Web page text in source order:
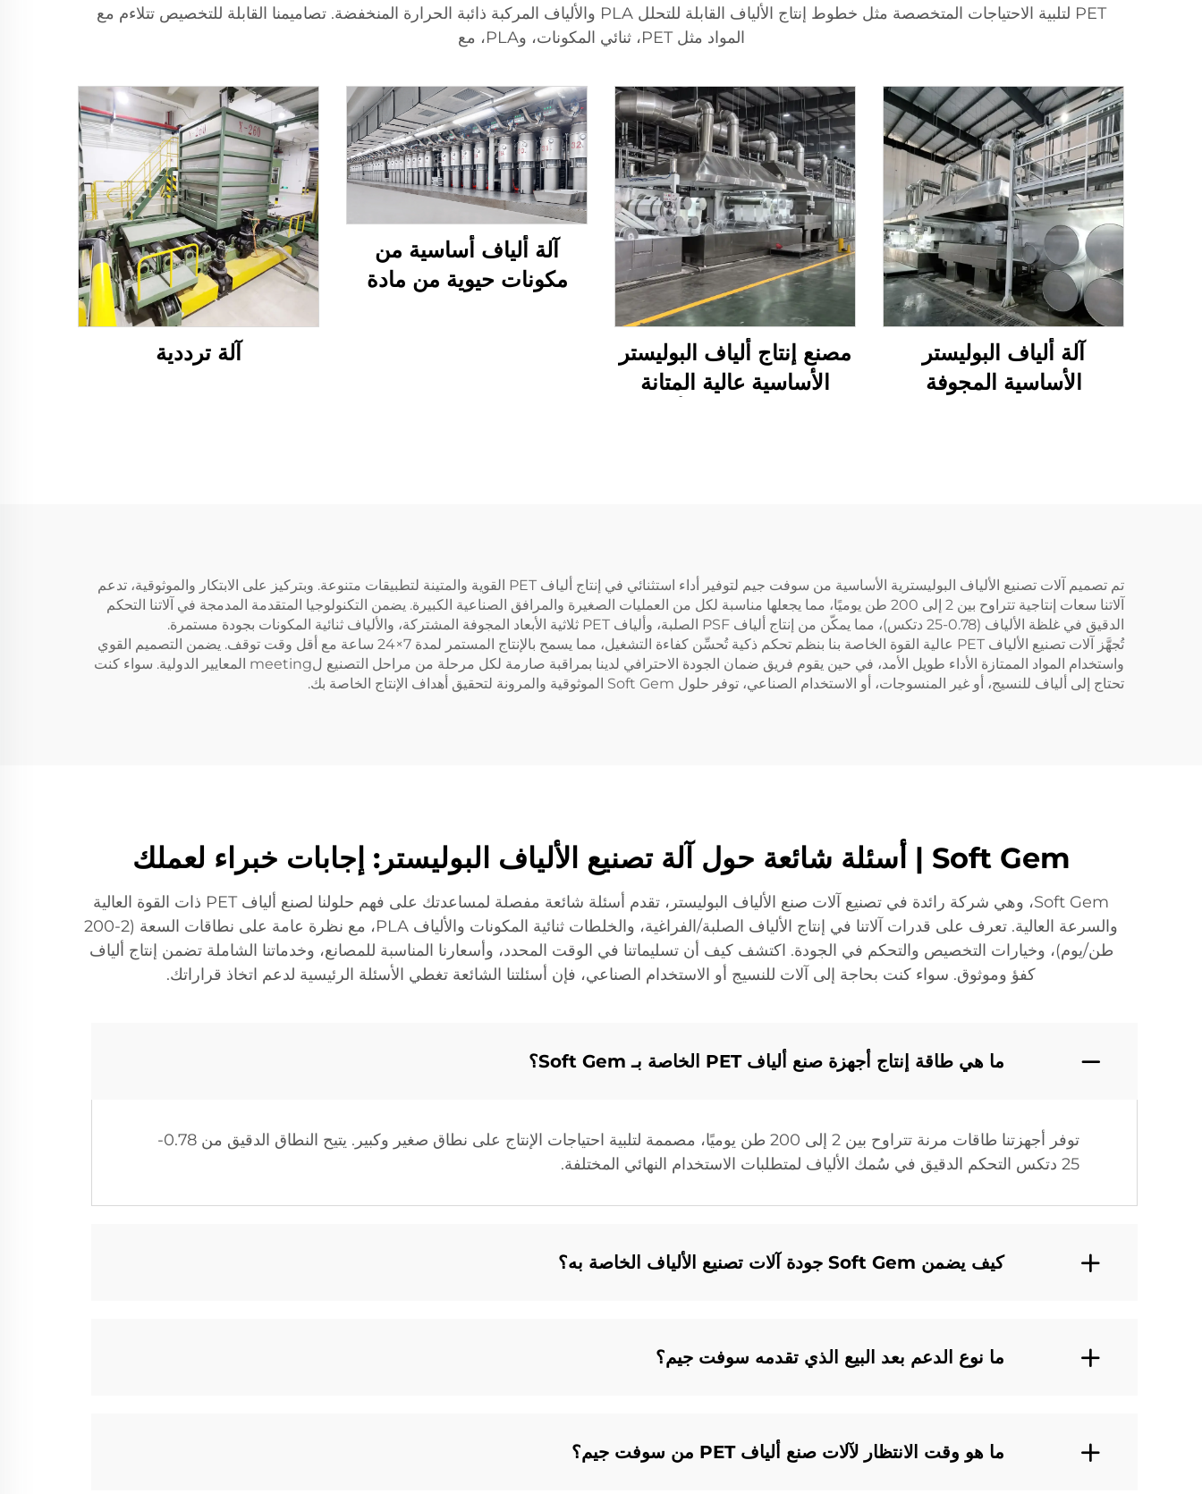
PET لتلبية الاحتياجات المتخصصة مثل خطوط إنتاج الألياف القابلة للتحلل PLA والألياف المركبة ذائبة الحرارة المنخفضة. تصاميمنا القابلة للتخصيص تتلاءم مع
المواد مثل PET، ثنائي المكونات، وPLA، مع
آلة ألياف البوليستر
الأساسية المجوفة
مصنع إنتاج ألياف البوليستر
الأساسية عالية المتانة
آلة ألياف أساسية من
مكونات حيوية من مادة
آلة ترددية
تم تصميم آلات تصنيع الألياف البوليسترية الأساسية من سوفت جيم لتوفير أداء استثنائي في إنتاج ألياف PET القوية والمتينة لتطبيقات متنوعة. وبتركيز على الابتكار والموثوقية، تدعم
آلاتنا سعات إنتاجية تتراوح بين 2 إلى 200 طن يوميًا، مما يجعلها مناسبة لكل من العمليات الصغيرة والمرافق الصناعية الكبيرة. يضمن التكنولوجيا المتقدمة المدمجة في آلاتنا التحكم
الدقيق في غلظة الألياف (0.78-25 دتكس)، مما يمكّن من إنتاج ألياف PSF الصلبة، وألياف PET ثلاثية الأبعاد المجوفة المشتركة، والألياف ثنائية المكونات بجودة مستمرة.
تُجهَّز آلات تصنيع الألياف PET عالية القوة الخاصة بنا بنظم تحكم ذكية تُحسِّن كفاءة التشغيل، مما يسمح بالإنتاج المستمر لمدة 7×24 ساعة مع أقل وقت توقف. يضمن التصميم القوي
واستخدام المواد الممتازة الأداء طويل الأمد، في حين يقوم فريق ضمان الجودة الاحترافي لدينا بمراقبة صارمة لكل مرحلة من مراحل التصنيع لmeeting المعايير الدولية. سواء كنت
تحتاج إلى ألياف للنسيج، أو غير المنسوجات، أو الاستخدام الصناعي، توفر حلول Soft Gem الموثوقية والمرونة لتحقيق أهداف الإنتاج الخاصة بك.
Soft Gem | أسئلة شائعة حول آلة تصنيع الألياف البوليستر: إجابات خبراء لعملك
Soft Gem، وهي شركة رائدة في تصنيع آلات صنع الألياف البوليستر، تقدم أسئلة شائعة مفصلة لمساعدتك على فهم حلولنا لصنع ألياف PET ذات القوة العالية
والسرعة العالية. تعرف على قدرات آلاتنا في إنتاج الألياف الصلبة/الفراغية، والخلطات ثنائية المكونات والألياف PLA، مع نظرة عامة على نطاقات السعة (2-200
طن/يوم)، وخيارات التخصيص والتحكم في الجودة. اكتشف كيف أن تسليماتنا في الوقت المحدد، وأسعارنا المناسبة للمصانع، وخدماتنا الشاملة تضمن إنتاج ألياف
كفؤ وموثوق. سواء كنت بحاجة إلى آلات للنسيج أو الاستخدام الصناعي، فإن أسئلتنا الشائعة تغطي الأسئلة الرئيسية لدعم اتخاذ قراراتك.
ما هي طاقة إنتاج أجهزة صنع ألياف PET الخاصة بـ Soft Gem؟
توفر أجهزتنا طاقات مرنة تتراوح بين 2 إلى 200 طن يوميًا، مصممة لتلبية احتياجات الإنتاج على نطاق صغير وكبير. يتيح النطاق الدقيق من 0.78-
25 دتكس التحكم الدقيق في سُمك الألياف لمتطلبات الاستخدام النهائي المختلفة.
كيف يضمن Soft Gem جودة آلات تصنيع الألياف الخاصة به؟
ما نوع الدعم بعد البيع الذي تقدمه سوفت جيم؟
ما هو وقت الانتظار لآلات صنع ألياف PET من سوفت جيم؟